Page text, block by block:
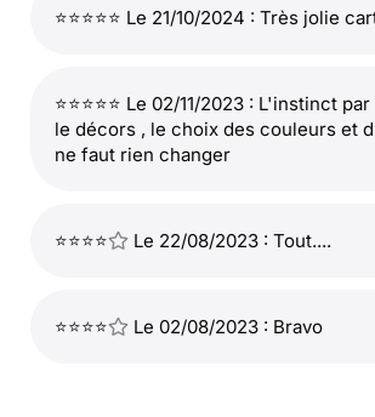
⭐⭐⭐⭐⭐ Le 21/10/2024 : Très jolie
⭐⭐⭐⭐⭐ Le 02/11/2023 : L'instinct
le décors , le choix des couleurs et
ne faut rien changer
⭐⭐⭐⭐ Le 22/08/2023 : Tout....
⭐⭐⭐⭐ Le 02/08/2023 : Bravo